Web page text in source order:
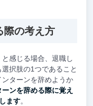
際の考え方
感じる場合、退職し
択肢の1つであること
ターンを辞めようか
ンを辞める際に覚え
ます。